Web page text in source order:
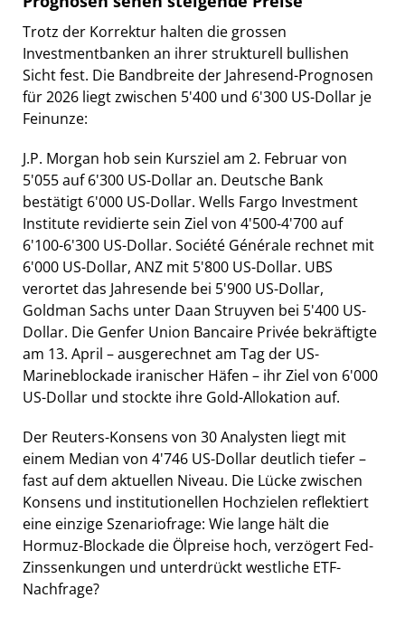
Trotz der Korrektur halten die grossen
Investmentbanken an ihrer strukturell bullishen
Sicht fest. Die Bandbreite der Jahresend-Prognosen
für 2026 liegt zwischen 5'400 und 6'300 US-Dollar je
Feinunze:
J.P. Morgan hob sein Kursziel am 2. Februar von
5'055 auf 6'300 US-Dollar an. Deutsche Bank
bestätigt 6'000 US-Dollar. Wells Fargo Investment
Institute revidierte sein Ziel von 4'500-4'700 auf
6'100-6'300 US-Dollar. Société Générale rechnet mit
6'000 US-Dollar, ANZ mit 5'800 US-Dollar. UBS
verortet das Jahresende bei 5'900 US-Dollar,
Goldman Sachs unter Daan Struyven bei 5'400 US-
Dollar. Die Genfer Union Bancaire Privée bekräftigte
am 13. April – ausgerechnet am Tag der US-
Marineblockade iranischer Häfen – ihr Ziel von 6'000
US-Dollar und stockte ihre Gold-Allokation auf.
Der Reuters-Konsens von 30 Analysten liegt mit
einem Median von 4'746 US-Dollar deutlich tiefer –
fast auf dem aktuellen Niveau. Die Lücke zwischen
Konsens und institutionellen Hochzielen reflektiert
eine einzige Szenariofrage: Wie lange hält die
Hormuz-Blockade die Ölpreise hoch, verzögert Fed-
Zinssenkungen und unterdrückt westliche ETF-
Nachfrage?